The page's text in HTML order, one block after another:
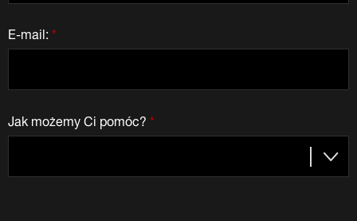
*
E-mail:
*
Jak możemy Ci pomóc?